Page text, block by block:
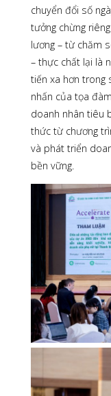
chuyển đổi số
tưởng chừng
lương – từ chăm
– thực chất lại là
tiến xa hơn trong
nhấn của tọa
doanh nhân tiêu
thức từ chương
và phát triển
bền vững.